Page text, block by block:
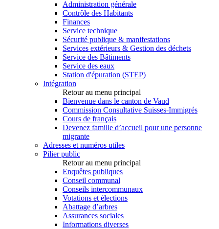
Administration générale
Contrôle des Habitants
Finances
Service technique
Sécurité publique & manifestations
Services extérieurs & Gestion des déchets
Service des Bâtiments
Service des eaux
Station d'épuration (STEP)
Intégration
Retour au menu principal
Bienvenue dans le canton de Vaud
Commission Consultative Suisses-Immigrés
Cours de français
Devenez famille d’accueil pour une personne
migrante
Adresses et numéros utiles
Pilier public
Retour au menu principal
Enquêtes publiques
Conseil communal
Conseils intercommunaux
Votations et élections
Abattage d’arbres
Assurances sociales
Informations diverses